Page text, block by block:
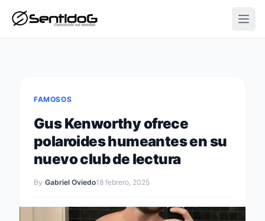
FAMOSOS
Gus Kenworthy ofrece
polaroides humeantes en su
nuevo club de lectura
By Gabriel Oviedo18 febrero, 2025